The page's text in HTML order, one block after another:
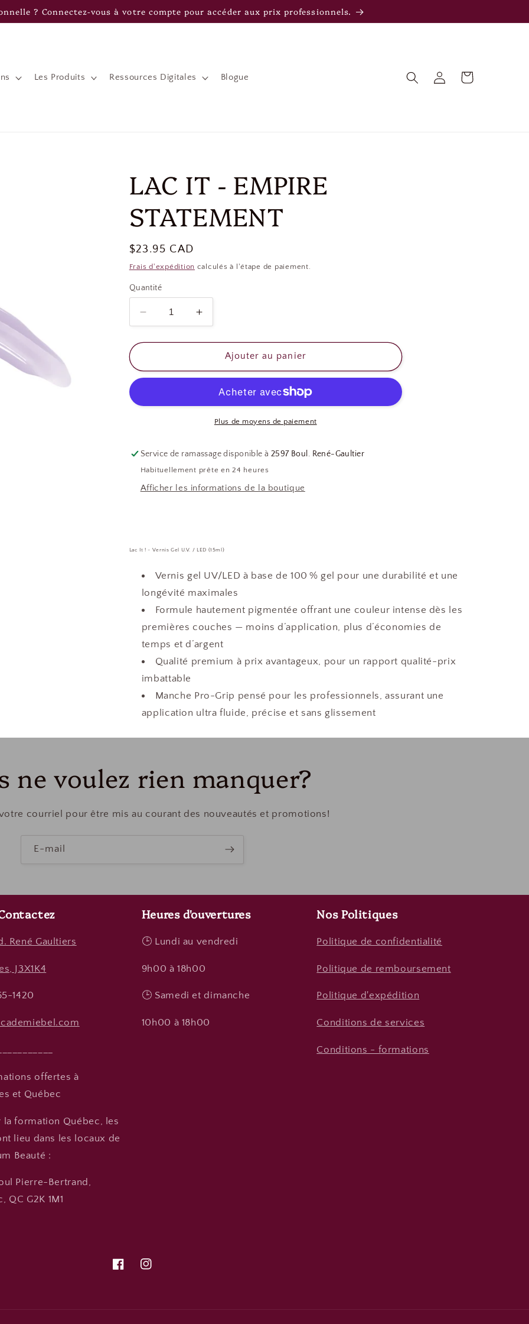
? Connectez-vous à votre compte pour accéder aux prix professionnels.
Les Produits Ressources Digitales Blogue ConnexionPanier
LAC IT - EMPIRE
STATEMENT
Prix
habituel
$23.95 CAD
Frais d'expédition calculés à l'étape de paiement.
Quantité
Réduire
la
quantité
LAC
IT
EMPIRE
Augmenter
la
quantité
LAC
EMPIRE
STATEMENT
Ajouter au panier
Plus de moyens de paiement
Service de ramassage disponible à 2597 Boul. René-Gaultier
Habituellement prête en 24 heures
Afficher les informations de la boutique
Lac It ! - Vernis Gel U.V. / LED (15ml)
Vernis gel UV/LED à base de 100 % gel pour une durabilité et une
longévité maximales
Formule hautement pigmentée offrant une couleur intense dès les
premières couches — moins d’application, plus d’économies de
temps et d’argent
Qualité premium à prix avantageux, pour un rapport qualité-prix
imbattable
Manche Pro-Grip pensé pour les professionnels, assurant une
application ultra fluide, précise et sans glissement
ne voulez rien manquer?
courriel pour être mis au courant des nouveautés et promotions!
E-mail
René Gaultiers
J3X1K4
1420
offertes à
et Québec
la formation Québec, les
lieu dans les locaux de
Beauté :
Pierre-Bertrand,
QC G2K 1M1
Heures d'ouvertures
🕒 Lundi au vendredi
9h00 à 18h00
🕒 Samedi et dimanche
10h00 à 18h00
Nos Politiques
Politique de confidentialité
Politique de remboursement
Politique d'expédition
Conditions de services
Conditions - formations
FacebookInstagram